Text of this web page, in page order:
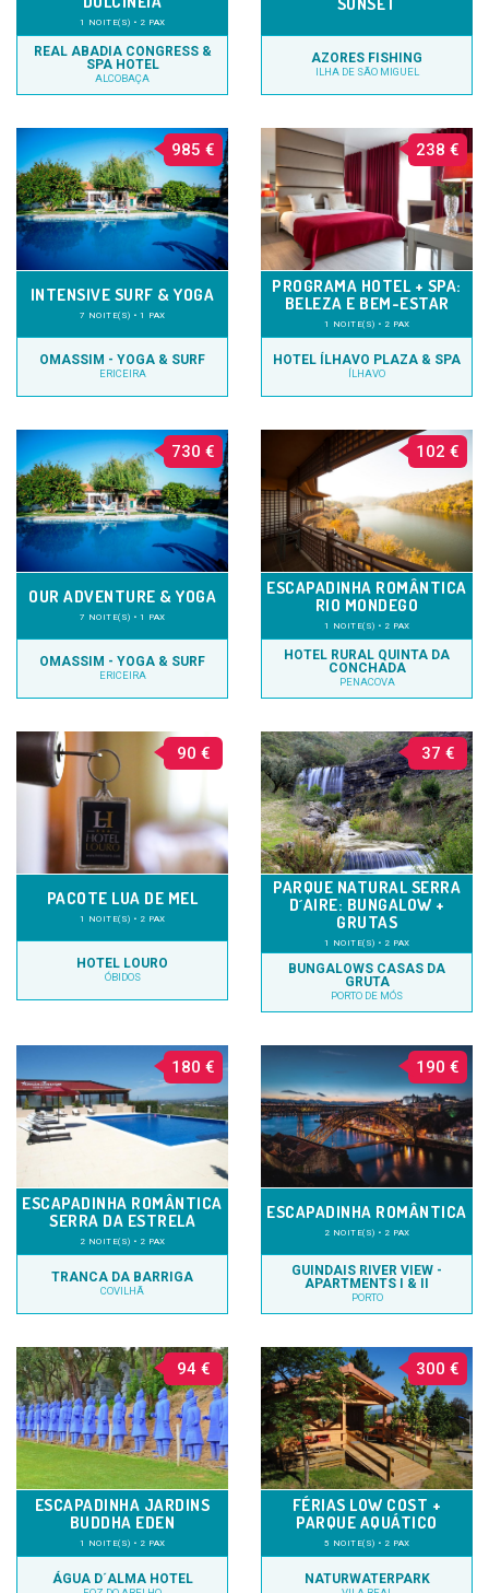
1 NOITE(S) • 2 PAX
REAL ABADIA CONGRESS &
SPA HOTEL
ALCOBAÇA
AZORES FISHING
ILHA DE SÃO MIGUEL
985 €
INTENSIVE SURF & YOGA
7 NOITE(S) • 1 PAX
OMASSIM - YOGA & SURF
ERICEIRA
238 €
PROGRAMA HOTEL + SPA:
BELEZA E BEM-ESTAR
1 NOITE(S) • 2 PAX
HOTEL ÍLHAVO PLAZA & SPA
ÍLHAVO
730 €
OUR ADVENTURE & YOGA
7 NOITE(S) • 1 PAX
OMASSIM - YOGA & SURF
ERICEIRA
102 €
ESCAPADINHA ROMÂNTICA
RIO MONDEGO
1 NOITE(S) • 2 PAX
HOTEL RURAL QUINTA DA
CONCHADA
PENACOVA
90 €
PACOTE LUA DE MEL
1 NOITE(S) • 2 PAX
HOTEL LOURO
ÓBIDOS
37 €
PARQUE NATURAL SERRA
D´AIRE: BUNGALOW +
GRUTAS
1 NOITE(S) • 2 PAX
BUNGALOWS CASAS DA
GRUTA
PORTO DE MÓS
180 €
ESCAPADINHA ROMÂNTICA
SERRA DA ESTRELA
2 NOITE(S) • 2 PAX
TRANCA DA BARRIGA
COVILHÃ
190 €
ESCAPADINHA ROMÂNTICA
2 NOITE(S) • 2 PAX
GUINDAIS RIVER VIEW -
APARTMENTS I & II
PORTO
94 €
ESCAPADINHA JARDINS
BUDDHA EDEN
1 NOITE(S) • 2 PAX
ÁGUA D´ALMA HOTEL
300 €
FÉRIAS LOW COST +
PARQUE AQUÁTICO
5 NOITE(S) • 2 PAX
NATURWATERPARK